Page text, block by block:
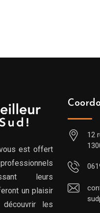
est offert
leurs
un plaisir
les
12